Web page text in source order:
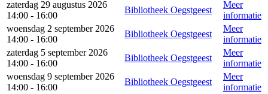
zaterdag 29 augustus 2026
14:00 - 16:00
Bibliotheek Oegstgeest
Meer
informatie
woensdag 2 september 2026
14:00 - 16:00
Bibliotheek Oegstgeest
Meer
informatie
zaterdag 5 september 2026
14:00 - 16:00
Bibliotheek Oegstgeest
Meer
informatie
woensdag 9 september 2026
14:00 - 16:00
Bibliotheek Oegstgeest
Meer
informatie